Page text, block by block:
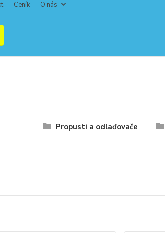
Ceník O nás
Propusti a odlaďovače